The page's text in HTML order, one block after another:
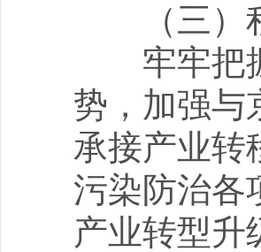
（三）积
牢牢把握
势，加强与
承接产业转
污染防治各
产业转型升